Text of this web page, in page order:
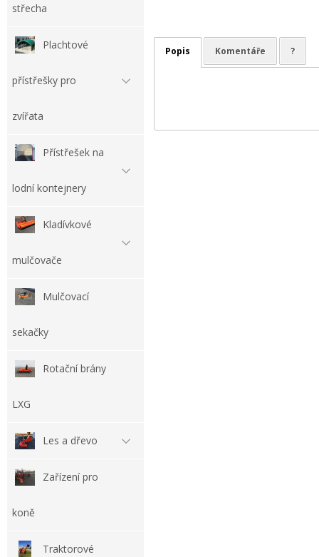
střecha
Plachtové
přístřešky pro
zvířata
Přístřešek na
lodní kontejnery
Kladívkové
mulčovače
Mulčovací
sekačky
Rotační brány
LXG
Les a dřevo
Zařízení pro
koně
Traktorové
Popis Komentáře ?